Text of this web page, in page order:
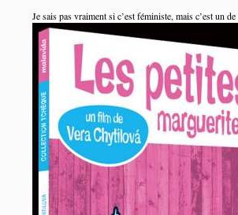
Je sais pas vraiment si c’est féministe, mais c’est un